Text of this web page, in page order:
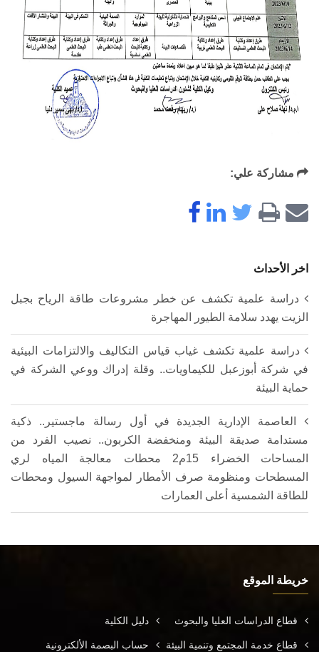
مشاركة علي:
اخر الأحداث
دراسة علمية تكشف عن خطر مشروعات طاقة الرياح بجبل
الزيت يهدد سلامة الطيور المهاجرة
دراسة علمية تكشف غياب قياس التكاليف والالتزامات البيئية
في شركة أبوزعبل للكيماويات.. وقلة إدراك ووعي الشركة في
حماية البيئة
العاصمة الإدارية الجديدة في أول رسالة ماجستير.. ذكية
مستدامة صديقة البيئة ومنخفضة الكربون.. نصيب الفرد من
المساحات الخضراء 15م2 محطات معالجة المياه لري
المسطحات ومنظومة صرف الأمطار لمواجهة السيول ومحطات
للطاقة الشمسية أعلى العمارات
خريطة الموقع
قطاع الدراسات العليا والبحوث دليل الكلية
قطاع خدمة المجتمع وتنمية البيئة حساب البصمة الألكترونية